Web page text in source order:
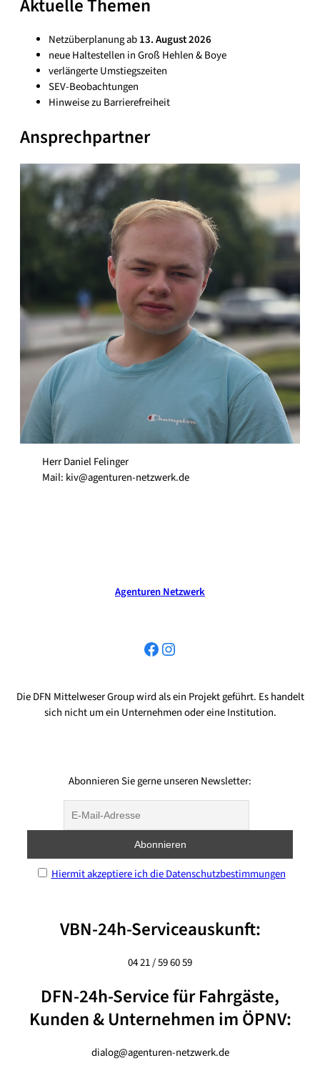
Aktuelle Themen
Netzüberplanung ab13. August 2026
neue Haltestellen in Groß Hehlen & Boye
verlängerte Umstiegszeiten
SEV‑Beobachtungen
Hinweise zu Barrierefreiheit
Ansprechpartner
Herr Daniel Felinger
Mail: kiv@agenturen-netzwerk.de
Agenturen Netzwerk
Facebook Instagram
Die DFN Mittelweser Group wird als ein Projekt geführt. Es handelt
sich nicht um ein Unternehmen oder eine Institution.
Abonnieren Sie gerne unseren Newsletter:
Hiermit akzeptiere ich die Datenschutzbestimmungen
VBN-24h-Serviceauskunft:
04 21 / 59 60 59
DFN-24h-Service für Fahrgäste,
Kunden & Unternehmen im ÖPNV:
dialog@agenturen-netzwerk.de